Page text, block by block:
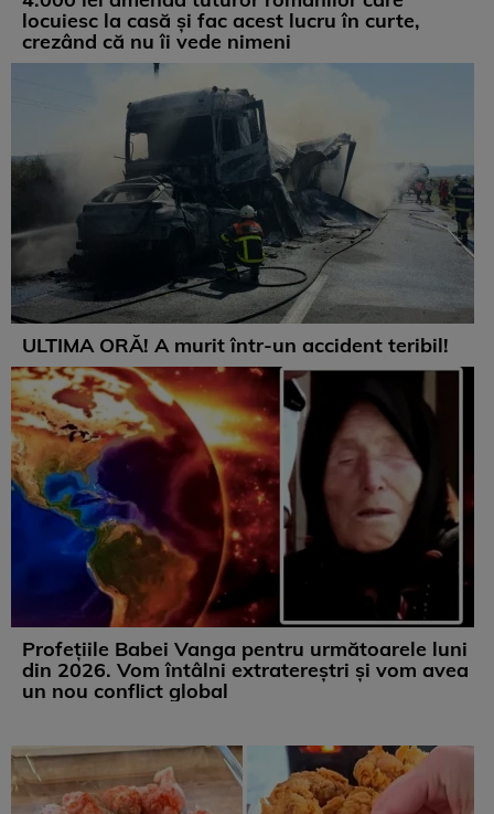
locuiesc la casă și fac acest lucru în curte,
crezând că nu îi vede nimeni
ULTIMA ORĂ! A murit într-un accident teribil!
Profețiile Babei Vanga pentru următoarele luni
din 2026. Vom întâlni extratereștri și vom avea
un nou conflict global